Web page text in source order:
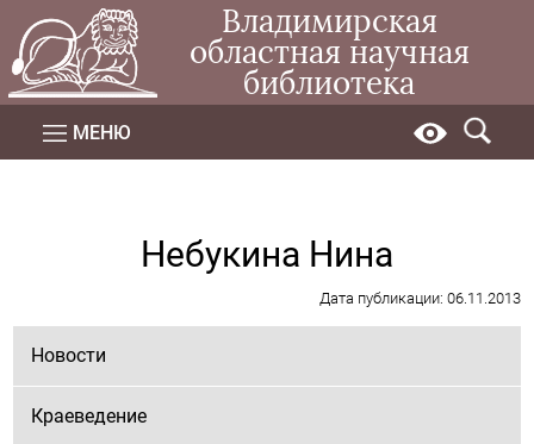
Владимирская
областная научная
библиотека
МЕНЮ
Небукина Нина
Дата публикации: 06.11.2013
Новости
Краеведение